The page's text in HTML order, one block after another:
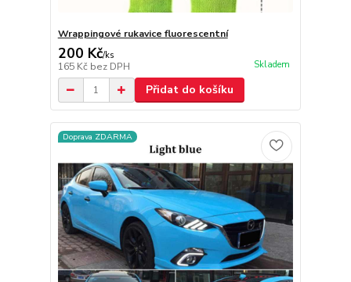
Wrappingové rukavice fluorescentní
200 Kč/ks
165 Kč bez DPH Skladem
Přidat do košíku
Doprava ZDARMA